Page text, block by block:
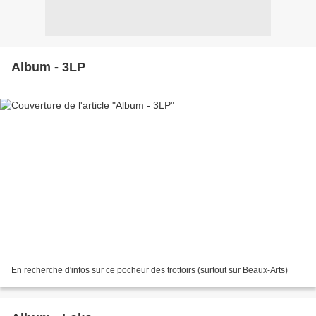
Album - 3LP
En recherche d'infos sur ce pocheur des trottoirs (surtout sur Beaux-Arts)